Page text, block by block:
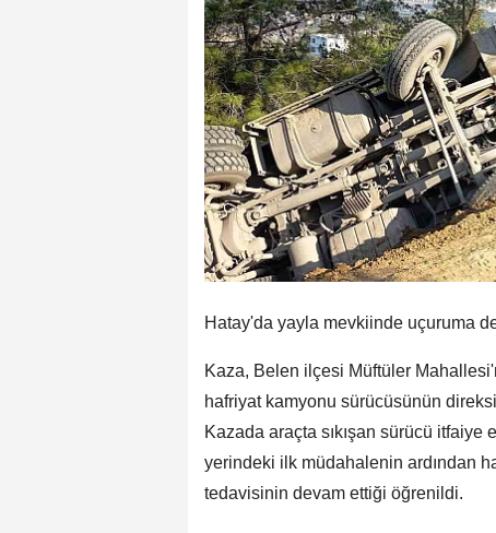
Hatay'da yayla mevkiinde uçuruma
Kaza, Belen ilçesi Müftüler
hafriyat kamyonu sürücüsünün
Kazada araçta sıkışan sürücü itfaiye
yerindeki ilk müdahalenin ardından
tedavisinin devam ettiği öğrenildi.